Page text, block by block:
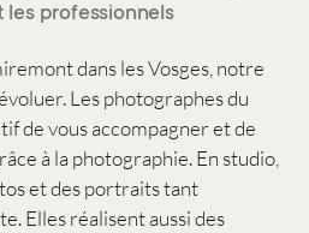
professionnels
dans les Vosges, notre
Les photographes du
de vous accompagner et de
à la photographie. En studio,
et des portraits tant
Elles réalisent aussi des